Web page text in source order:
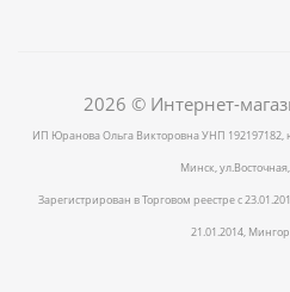
2026 © Интернет-
ИП Юранова Ольга Викторовна УНП 192197182,
Минск,
Зарегистрирован в Торговом реестре с
21.01.2014,